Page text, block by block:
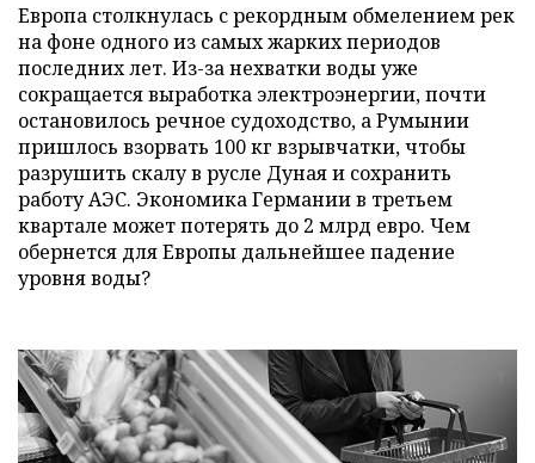
Европа столкнулась с рекордным обмелением рек
на фоне одного из самых жарких периодов
последних лет. Из-за нехватки воды уже
сокращается выработка электроэнергии, почти
остановилось речное судоходство, а Румынии
пришлось взорвать 100 кг взрывчатки, чтобы
разрушить скалу в русле Дуная и сохранить
работу АЭС. Экономика Германии в третьем
квартале может потерять до 2 млрд евро. Чем
обернется для Европы дальнейшее падение
уровня воды?